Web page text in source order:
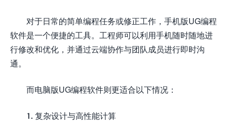
对于日常的简单编程任务或修正工作，手机版UG编程
软件是一个便捷的工具。工程师可以利用手机随时随地进
行修改和优化，并通过云端协作与团队成员进行即时沟
通。
而电脑版UG编程软件则更适合以下情况：
1. 复杂设计与高性能计算